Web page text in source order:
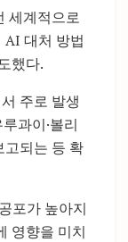
세계적으로
대처 방법
했다.
주로 발생
과이·볼리
고되는 등 확
포가 높아지
영향을 미치